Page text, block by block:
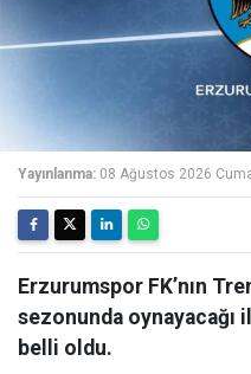
Yayınlanma: 08 Ağustos 2026
Erzurumspor FK’nın
sezonunda oynayacağı
belli oldu.